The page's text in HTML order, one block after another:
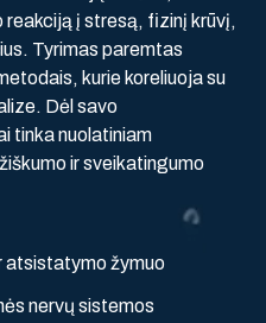
reakciją į stresą, fizinį krūvį,
Tyrimas paremtas
kurie koreliuoja su
Dėl savo
tinka nuolatiniam
ir sveikatingumo
atsistatymo žymuo
nervų sistemos